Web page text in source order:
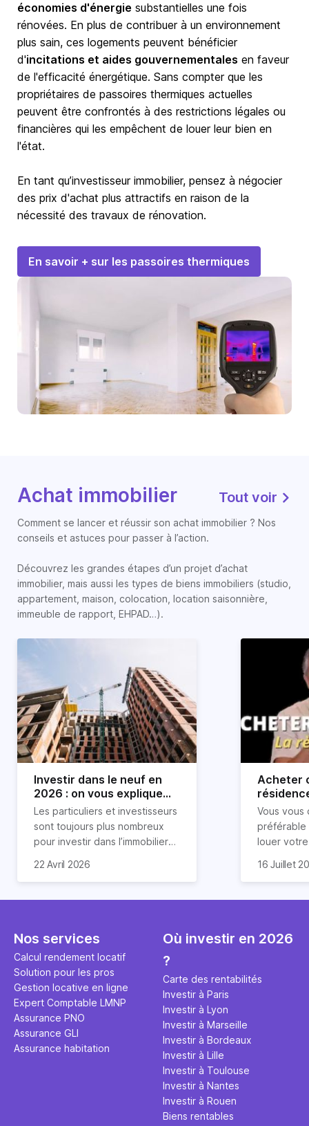
économies d'énergie substantielles une fois
rénovées. En plus de contribuer à un environnement
plus sain, ces logements peuvent bénéficier
d'incitations et aides gouvernementales en faveur
de l'efficacité énergétique. Sans compter que les
propriétaires de passoires thermiques actuelles
peuvent être confrontés à des restrictions légales ou
financières qui les empêchent de louer leur bien en
l'état.
En tant qu’investisseur immobilier, pensez à négocier
des prix d'achat plus attractifs en raison de la
nécessité des travaux de rénovation.
En savoir + sur les passoires thermiques
Achat immobilier Tout voir
Comment se lancer et réussir son achat immobilier ? Nos
conseils et astuces pour passer à l’action.
Découvrez les grandes étapes d’un projet d’achat
immobilier, mais aussi les types de biens immobiliers (studio,
appartement, maison, colocation, location saisonnière,
immeuble de rapport, EHPAD…).
Investir dans le neuf en
2026 : on vous explique
tout !
Les particuliers et investisseurs
sont toujours plus nombreux
pour investir dans l’immobilier
nombreux avantages à choisir
expliquons tout dans cet
22 Avril 2026
Acheter
règle
révélée
Vous vous
préférable
louer
expert en
règle
ce secret
l'argent
principale
études et
16 Juillet
Nos services
Calcul rendement locatif
Solution pour les pros
Gestion locative en ligne
Expert Comptable LMNP
Assurance PNO
Assurance GLI
Assurance habitation
Où investir en 2026
?
Carte des rentabilités
Investir à Paris
Investir à Lyon
Investir à Marseille
Investir à Bordeaux
Investir à Lille
Investir à Toulouse
Investir à Nantes
Investir à Rouen
Biens rentables